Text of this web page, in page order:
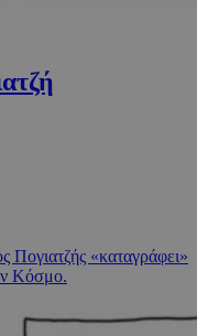
Πογιατζής «καταγράφει»
Κόσμο.